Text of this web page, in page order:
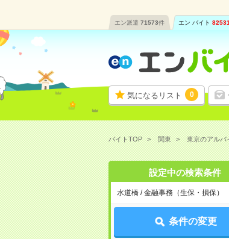
エン派遣 71573件 エン バイト 82531
気になるリスト 0
バイトTOP 関東 東京のアルバ
設定中の検索条件
水道橋 / 金融事務（生保・損保）
条件の変更